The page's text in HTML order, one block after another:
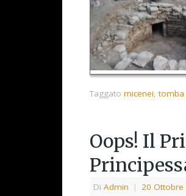
Taggato micenei, tomba
Oops! Il
Di Admin | 20 Ottobre